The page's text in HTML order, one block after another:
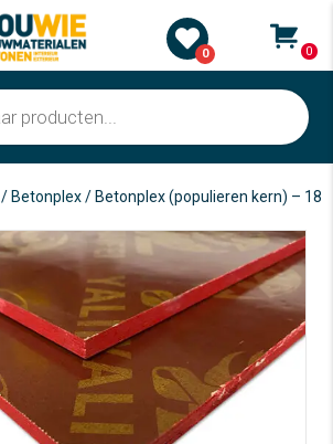
0 0
/ Betonplex/ Betonplex (populieren kern) – 18